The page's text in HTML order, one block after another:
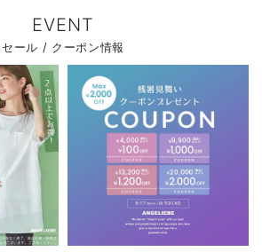
EVENT
セール / クーポン情報